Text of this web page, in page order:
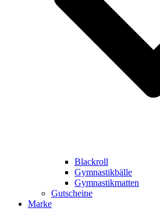
Blackroll
Gymnastikbälle
Gymnastikmatten
Gutscheine
Marke